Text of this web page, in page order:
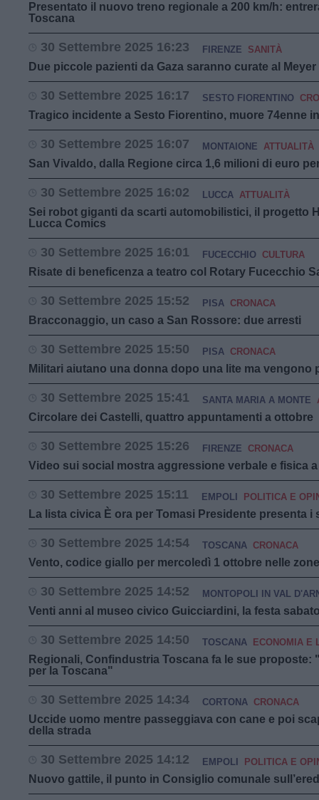
Presentato il nuovo treno regionale a 200 km/h:
Toscana
30 Settembre 2025 16:23 FIRENZE SANITÀ
Due piccole pazienti da Gaza saranno curate al Meyer
30 Settembre 2025 16:17 SESTO FIORENTINO
Tragico incidente a Sesto Fiorentino, muore 74enne
30 Settembre 2025 16:07 MONTAIONE ATTUALITÀ
San Vivaldo, dalla Regione circa 1,6 milioni di euro
30 Settembre 2025 16:02 LUCCA ATTUALITÀ
Sei robot giganti da scarti automobilistici, il progetto
Lucca Comics
30 Settembre 2025 16:01 FUCECCHIO CULTURA
Risate di beneficenza a teatro col Rotary Fucecchio
30 Settembre 2025 15:52 PISA CRONACA
Bracconaggio, un caso a San Rossore: due arresti
30 Settembre 2025 15:50 PISA CRONACA
Militari aiutano una donna dopo una lite ma vengono
30 Settembre 2025 15:41 SANTA MARIA A MONTE
Circolare dei Castelli, quattro appuntamenti a ottobre
30 Settembre 2025 15:26 FIRENZE CRONACA
Video sui social mostra aggressione verbale e fisica
30 Settembre 2025 15:11 EMPOLI POLITICA E
La lista civica È ora per Tomasi Presidente presenta i
30 Settembre 2025 14:54 TOSCANA CRONACA
Vento, codice giallo per mercoledì 1 ottobre nelle
30 Settembre 2025 14:52 MONTOPOLI IN VAL
Venti anni al museo civico Guicciardini, la festa
30 Settembre 2025 14:50 TOSCANA ECONOMIA E
Regionali, Confindustria Toscana fa le sue
per la Toscana"
30 Settembre 2025 14:34 CORTONA CRONACA
Uccide uomo mentre passeggiava con cane e poi
della strada
30 Settembre 2025 14:12 EMPOLI POLITICA E
Nuovo gattile, il punto in Consiglio comunale